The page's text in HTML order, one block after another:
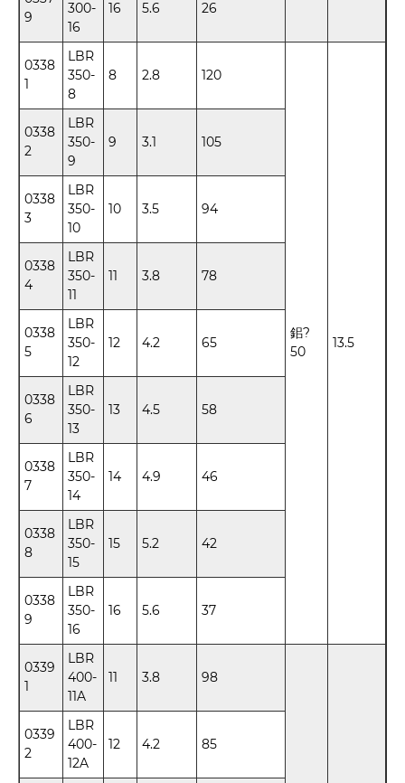
9
300-
16
16 5.6 26
0338
1
LBR
350-
8
8 2.8 120
鈻?
50
13.5
0338
2
LBR
350-
9
9 3.1 105
0338
3
LBR
350-
10
10 3.5 94
0338
4
LBR
350-
11
11 3.8 78
0338
5
LBR
350-
12
12 4.2 65
0338
6
LBR
350-
13
13 4.5 58
0338
7
LBR
350-
14
14 4.9 46
0338
8
LBR
350-
15
15 5.2 42
0338
9
LBR
350-
16
16 5.6 37
0339
1
LBR
400-
11A
11 3.8 98
0339
2
LBR
400-
12A
12 4.2 85